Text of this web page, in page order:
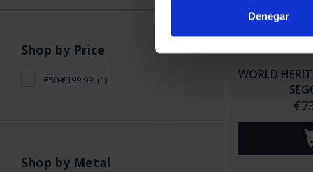
Denegar
Shop by Price
€50-€199,99 (1)
Shop by Metal
WORLD